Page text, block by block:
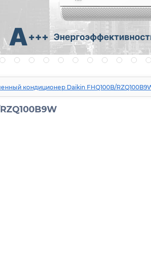
кондиционер Daikin FHQ100B/